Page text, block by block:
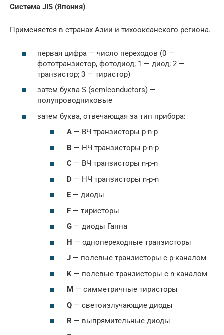
Система JIS (Япония)
Применяется в странах Азии и тихоокеанского региона.
первая цифра — число переходов (0 —
фототранзистор, фотодиод; 1 — диод; 2 —
транзистор; 3 — тиристор)
затем буква S (semiconductors) —
полупроводниковые
затем буква, отвечающая за тип прибора:
A — ВЧ транзисторы p-n-p
B — НЧ транзисторы p-n-p
С — ВЧ транзисторы n-p-n
D — НЧ транзисторы n-p-n
E — диоды
F — тиристоры
G — диоды Ганна
H — однопереходные транзисторы
J — полевые транзисторы с p-каналом
K — полевые транзисторы с n-каналом
M — симметричные тиристоры
Q — светоизлучающие диоды
R — выпрямительные диоды